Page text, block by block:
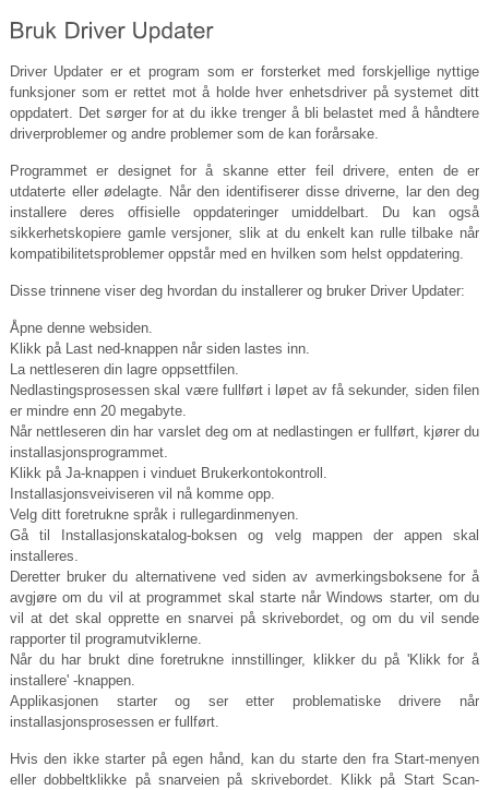
Driver Updater er et program som er forsterket med forskjellige nyttige
funksjoner som er rettet mot å holde hver enhetsdriver på systemet ditt
oppdatert. Det sørger for at du ikke trenger å bli belastet med å håndtere
driverproblemer og andre problemer som de kan forårsake.
Programmet er designet for å skanne etter feil drivere, enten de er
utdaterte eller ødelagte. Når den identifiserer disse driverne, lar den deg
installere deres offisielle oppdateringer umiddelbart. Du kan også
sikkerhetskopiere gamle versjoner, slik at du enkelt kan rulle tilbake når
kompatibilitetsproblemer oppstår med en hvilken som helst oppdatering.
Disse trinnene viser deg hvordan du installerer og bruker Driver Updater:
Åpne denne websiden.
Klikk på Last ned-knappen når siden lastes inn.
La nettleseren din lagre oppsettfilen.
Nedlastingsprosessen skal være fullført i løpet av få sekunder, siden filen
er mindre enn 20 megabyte.
Når nettleseren din har varslet deg om at nedlastingen er fullført, kjører du
installasjonsprogrammet.
Klikk på Ja-knappen i vinduet Brukerkontokontroll.
Installasjonsveiviseren vil nå komme opp.
Velg ditt foretrukne språk i rullegardinmenyen.
Gå til Installasjonskatalog-boksen og velg mappen der appen skal
installeres.
Deretter bruker du alternativene ved siden av avmerkingsboksene for å
avgjøre om du vil at programmet skal starte når Windows starter, om du
vil at det skal opprette en snarvei på skrivebordet, og om du vil sende
rapporter til programutviklerne.
Når du har brukt dine foretrukne innstillinger, klikker du på 'Klikk for å
installere' -knappen.
Applikasjonen starter og ser etter problematiske drivere når
installasjonsprosessen er fullført.
Hvis den ikke starter på egen hånd, kan du starte den fra Start-menyen
eller dobbeltklikke på snarveien på skrivebordet. Klikk på Start Scan-